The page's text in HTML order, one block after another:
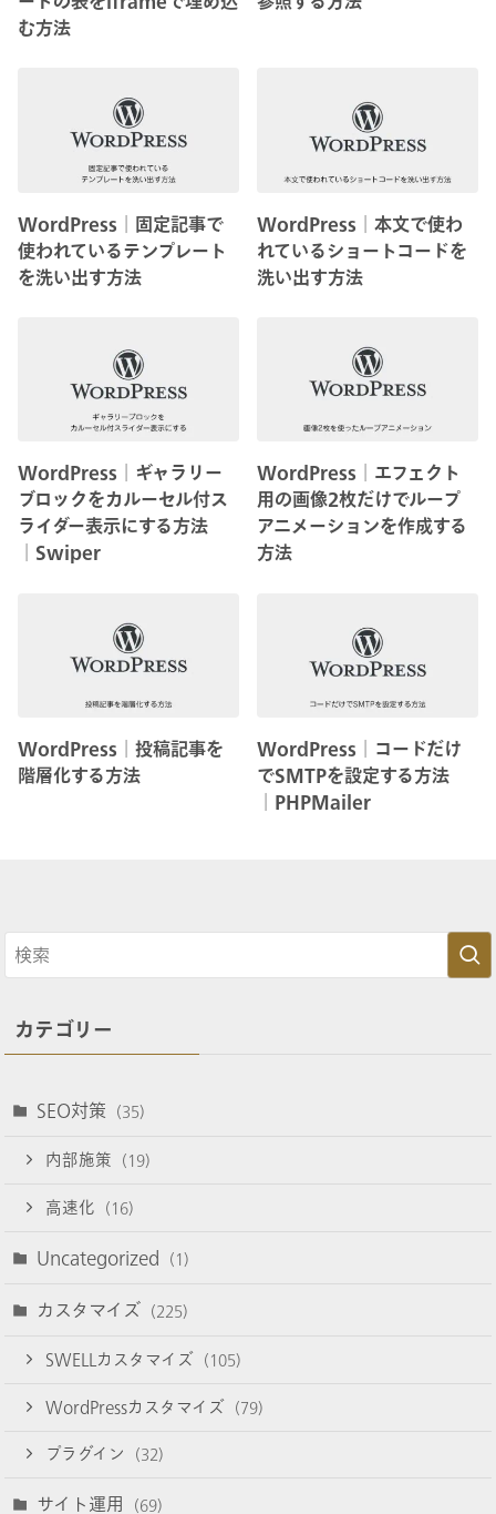
む方法
WordPress│固定記事で
使われているテンプレート
を洗い出す方法
WordPress│本文で使わ
れているショートコードを
洗い出す方法
WordPress│ギャラリー
ブロックをカルーセル付ス
ライダー表示にする方法
│Swiper
WordPress│エフェクト
用の画像2枚だけでループ
アニメーションを作成する
方法
WordPress│投稿記事を
階層化する方法
WordPress│コードだけ
でSMTPを設定する方法
│PHPMailer
カテゴリー
SEO対策 (35)
内部施策 (19)
高速化 (16)
Uncategorized (1)
カスタマイズ (225)
SWELLカスタマイズ (105)
WordPressカスタマイズ (79)
プラグイン (32)
サイト運用 (69)